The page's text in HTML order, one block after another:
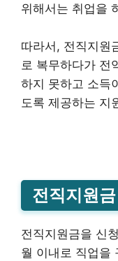
위해서는 취업을
따라서, 전직지원
로 복무하다가 전
하지 못하고 소득
도록 제공하는 지
전직지원
전직지원금을 신
월 이내로 직업을